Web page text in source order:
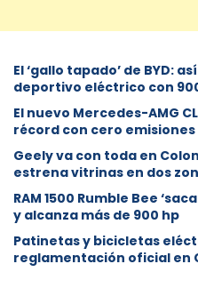
El ‘gallo tapado’ de BYD:
deportivo eléctrico con
El nuevo Mercedes-AMG
récord con cero emisiones
Geely va con toda en
estrena vitrinas en dos
RAM 1500 Rumble Bee
y alcanza más de 900 hp
Patinetas y bicicletas
reglamentación oficial en